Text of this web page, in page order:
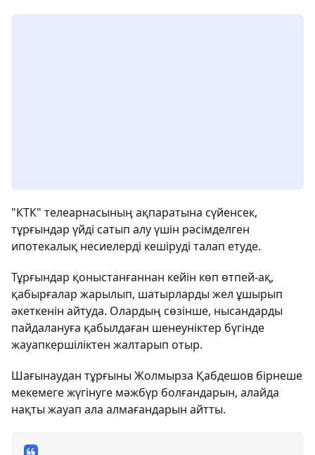
"КТК" телеарнасының ақпаратына сүйенсек,
тұрғындар үйді сатып алу үшін рәсімделген
ипотекалық несиелерді кешіруді талап етуде.
Тұрғындар қоныстанғаннан кейін көп өтпей-ақ,
қабырғалар жарылып, шатырларды жел ұшырып
әкеткенін айтуда. Олардың сөзінше, нысандарды
пайдалануға қабылдаған шенеуніктер бүгінде
жауапкершіліктен жалтарып отыр.
Шағынаудан тұрғыны Жолмырза Қабдешов бірнеше
мекемеге жүгінуге мәжбүр болғандарын, алайда
нақты жауап ала алмағандарын айтты.